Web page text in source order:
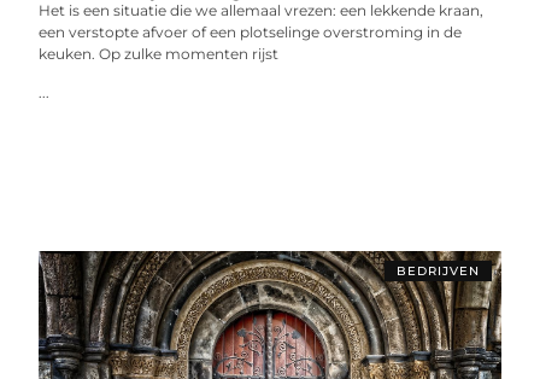
Het is een situatie die we allemaal vrezen: een lekkende kraan,
een verstopte afvoer of een plotselinge overstroming in de
keuken. Op zulke momenten rijst
...
BEDRIJVEN